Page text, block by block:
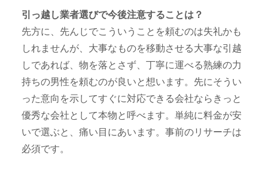
引っ越し業者選びで今後注意することは？
先方に、先んじでこういうことを頼むのは失礼かも
しれませんが、大事なものを移動させる大事な引越
しであれば、物を落とさず、丁寧に運べる熟練の力
持ちの男性を頼むのが良いと想います。先にそうい
った意向を示してすぐに対応できる会社ならきっと
優秀な会社として本物と呼べます。単純に料金が安
いで選ぶと、痛い目にあいます。事前のリサーチは
必須です。